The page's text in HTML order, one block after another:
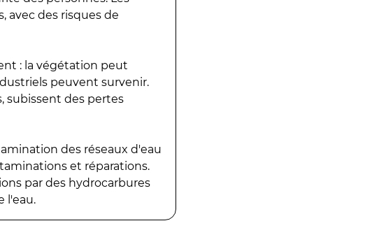
avec des risques de
: la végétation peut
peuvent survenir.
subissent des pertes
des réseaux d'eau
et réparations.
par des hydrocarbures
l'eau.